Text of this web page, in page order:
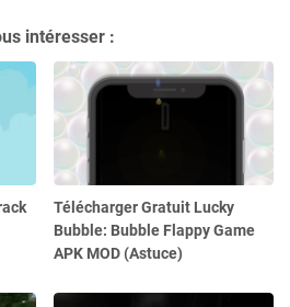
intéresser :
Télécharger Gratuit Lucky
Bubble: Bubble Flappy Game
APK MOD (Astuce)